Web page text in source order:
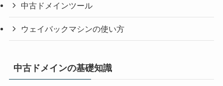
中古ドメインツール
ウェイバックマシンの使い方
中古ドメインの基礎知識